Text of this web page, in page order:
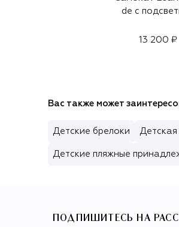
de с
13 200 ₽
Вас также может
Детские брелоки Детская
Детские пляжные
ПОДПИШИТЕСЬ НА